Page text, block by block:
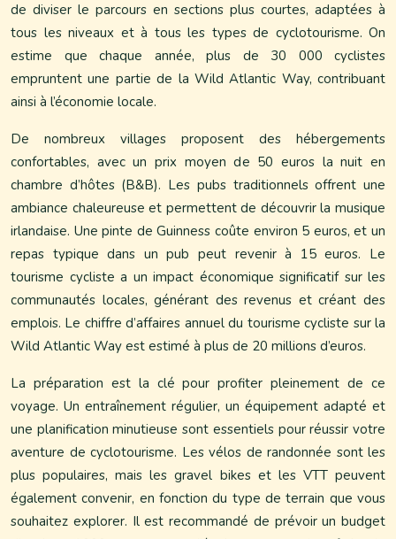
de diviser le parcours en sections plus courtes, adaptées à
tous les niveaux et à tous les types de cyclotourisme. On
estime que chaque année, plus de 30 000 cyclistes
empruntent une partie de la Wild Atlantic Way, contribuant
ainsi à l’économie locale.
De nombreux villages proposent des hébergements
confortables, avec un prix moyen de 50 euros la nuit en
chambre d’hôtes (B&B). Les pubs traditionnels offrent une
ambiance chaleureuse et permettent de découvrir la musique
irlandaise. Une pinte de Guinness coûte environ 5 euros, et un
repas typique dans un pub peut revenir à 15 euros. Le
tourisme cycliste a un impact économique significatif sur les
communautés locales, générant des revenus et créant des
emplois. Le chiffre d’affaires annuel du tourisme cycliste sur la
Wild Atlantic Way est estimé à plus de 20 millions d’euros.
La préparation est la clé pour profiter pleinement de ce
voyage. Un entraînement régulier, un équipement adapté et
une planification minutieuse sont essentiels pour réussir votre
aventure de cyclotourisme. Les vélos de randonnée sont les
plus populaires, mais les gravel bikes et les VTT peuvent
également convenir, en fonction du type de terrain que vous
souhaitez explorer. Il est recommandé de prévoir un budget